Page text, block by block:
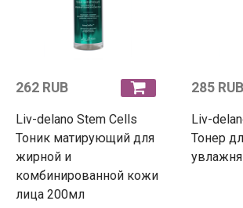
262 RUB
Liv-delano Stem Cells
Тоник матирующий для
жирной и
комбинированной кожи
лица 200мл
285 RUB
Liv-
Тонер